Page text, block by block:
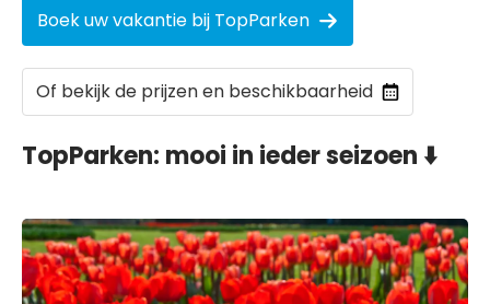
Boek uw vakantie bij TopParken
Of bekijk de prijzen en beschikbaarheid
TopParken: mooi in ieder seizoen ⬇️